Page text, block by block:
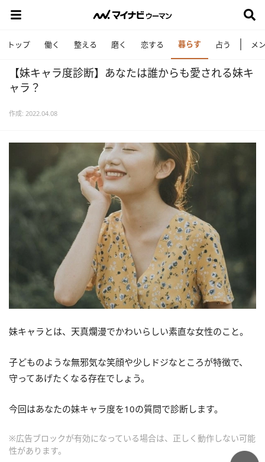
トップ 働く 整える 磨く 恋する 暮らす 占う メ
【妹キャラ度診断】あなたは誰からも愛される妹キ
ャラ？
作成: 2022.04.08
妹キャラとは、天真爛漫でかわいらしい素直な女性のこと。
子どものような無邪気な笑顔や少しドジなところが特徴で、
守ってあげたくなる存在でしょう。
今回はあなたの妹キャラ度を10の質問で診断します。
※広告ブロックが有効になっている場合は、正しく動作しない可能
性があります。